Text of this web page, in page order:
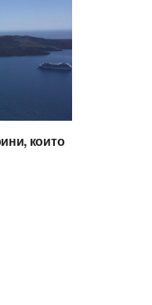
които